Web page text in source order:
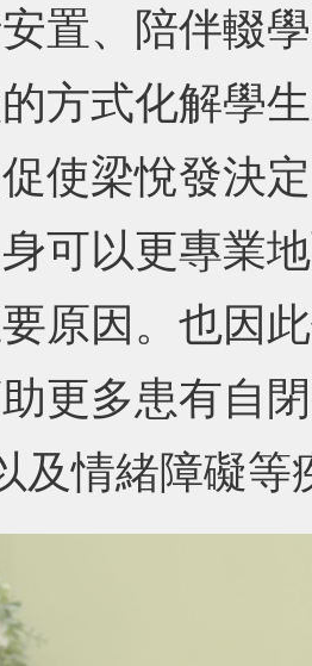
置、陪伴輟
方式化解學
使梁悅發決
可以更專業
原因。也因
更多患有自
及情緒障礙等